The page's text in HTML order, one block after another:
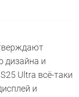
дизайна и
Ultra всё-таки
и